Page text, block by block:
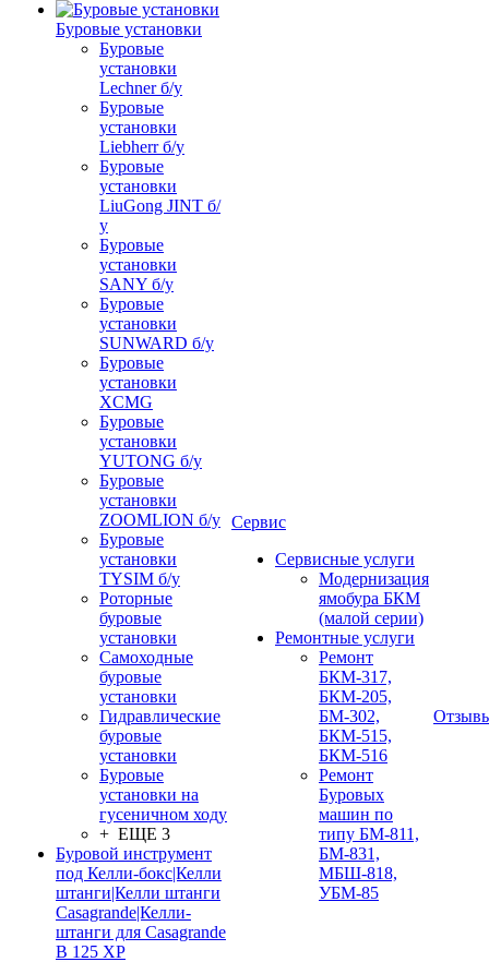
Буровые установки
Буровые
установки
Lechner б/у
Буровые
установки
Liebherr б/у
Буровые
установки
LiuGong JINT б/
у
Буровые
установки
SANY б/у
Буровые
установки
SUNWARD б/у
Буровые
установки
XCMG
Буровые
установки
YUTONG б/у
Буровые
установки
ZOOMLION б/у
Буровые
установки
TYSIM б/у
Роторные
буровые
установки
Самоходные
буровые
установки
Гидравлические
буровые
установки
Буровые
установки на
гусеничном ходу
+ ЕЩЕ 3
Буровой инструмент
под Келли-бокс|Келли
штанги|Келли штанги
Casagrande|Келли-
штанги для Casagrande
B 125 XP
Сервис
Сервисные услуги
Модернизация
ямобура БКМ
(малой серии)
Ремонтные услуги
Ремонт
БКМ-317,
БКМ-205,
БМ-302,
БКМ-515,
БКМ-516
Ремонт
Буровых
машин по
типу БМ-811,
БМ-831,
МБШ-818,
УБМ-85